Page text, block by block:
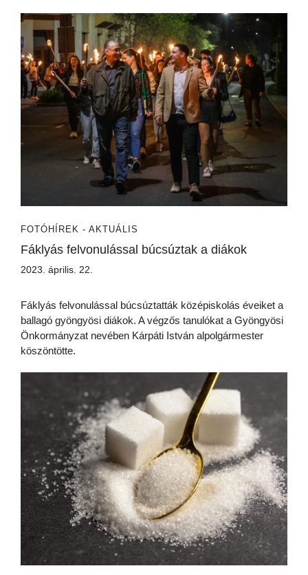
FOTÓ HÍREK - AKTUÁLIS
Fáklyás felvonulással búcsúztak a diákok
2023. április. 22.
Fáklyás felvonulással búcsúztatták középiskolás éveiket a
ballagó gyöngyösi diákok. A végzős tanulókat a Gyöngyösi
Önkormányzat nevében Kárpáti István alpolgármester
köszöntötte.